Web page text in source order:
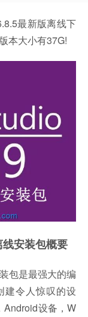
最新版离线下
本大小有37G!
安装包概要
包是最强大的编
建令人惊叹的设
Android设备，W